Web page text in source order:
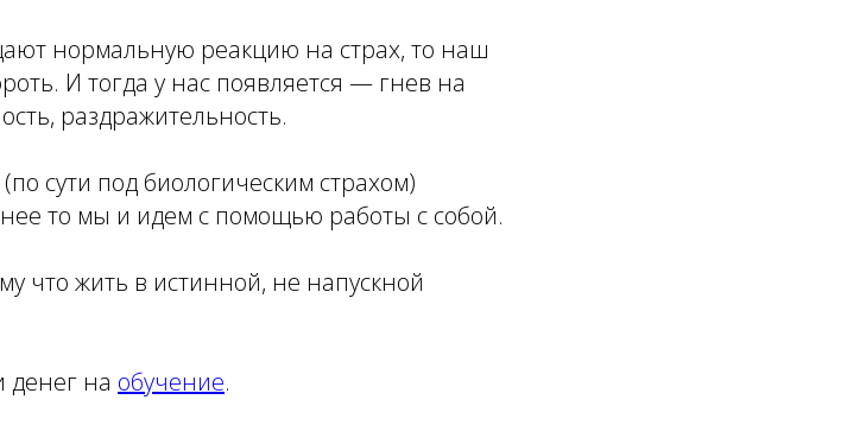
нормальную реакцию на страх, то наш
И тогда у нас появляется — гнев на
раздражительность.
сути под биологическим страхом)
то мы и идем с помощью работы с собой.
что жить в истинной, не напускной
денег на обучение.